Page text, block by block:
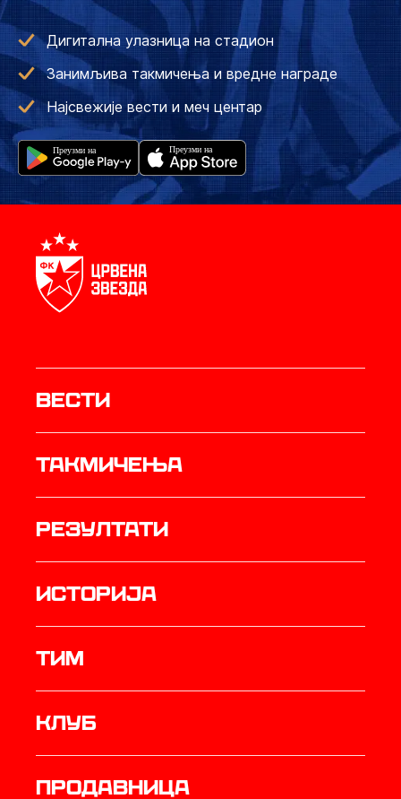
Дигитална улазница на стадион
Занимљива такмичења и вредне награде
Најсвежије вести и меч центар
Вести
Такмичења
резултати
историја
ТИМ
Клуб
продавница